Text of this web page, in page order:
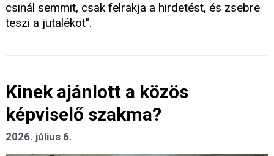
csinál semmit, csak felrakja a hirdetést, és zsebre
teszi a jutalékot".
Kinek ajánlott a közös
képviselő szakma?
2026. július 6.